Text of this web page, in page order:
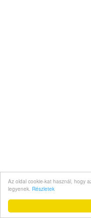
Az oldal cookie-kat használ, hogy
legyenek. Részletek